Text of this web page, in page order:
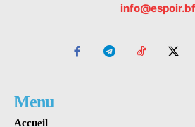
info@espoir.bf
Menu
Accueil